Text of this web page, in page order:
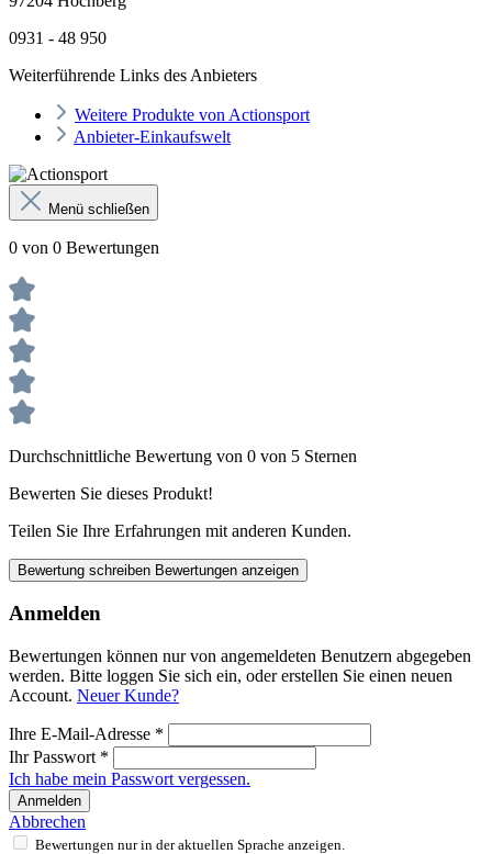
0931 - 48 950
Weiterführende Links des Anbieters
Weitere Produkte von Actionsport
Anbieter-Einkaufswelt
Menü schließen
0 von 0 Bewertungen
Durchschnittliche Bewertung von 0 von 5 Sternen
Bewerten Sie dieses Produkt!
Teilen Sie Ihre Erfahrungen mit anderen Kunden.
Bewertung schreiben Bewertungen anzeigen
Anmelden
Bewertungen können nur von angemeldeten Benutzern abgegeben
werden. Bitte loggen Sie sich ein, oder erstellen Sie einen neuen
Account. Neuer Kunde?
Ihre E-Mail-Adresse *
Ihr Passwort *
Ich habe mein Passwort vergessen.
Anmelden
Abbrechen
Bewertungen nur in der aktuellen Sprache anzeigen.